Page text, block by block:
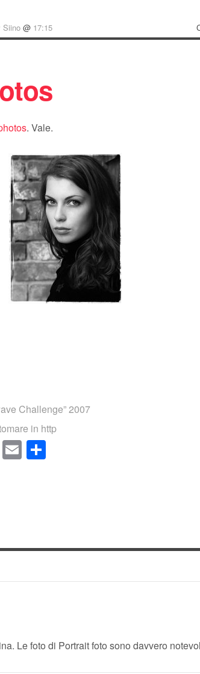
Siino @ 17:15
. Vale.
Challenge” 2007
in http
WhatsApp
Email
Le foto di Portrait foto sono davvero